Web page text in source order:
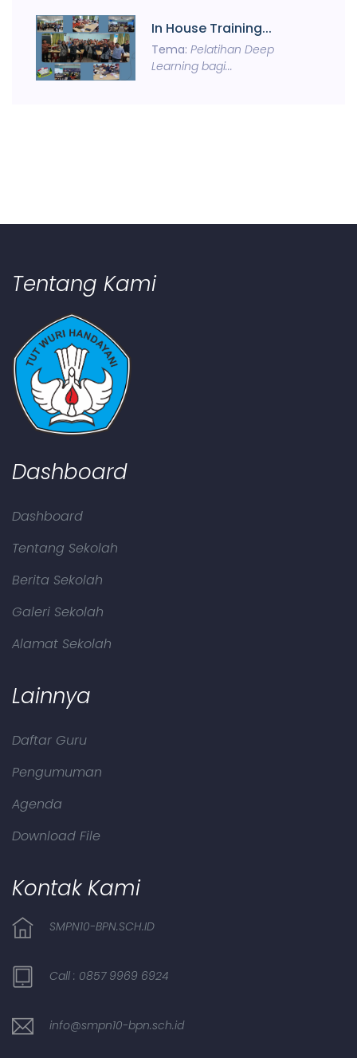
In House Training...
Tema:Pelatihan Deep
Learning bagi...
Tentang Kami
Dashboard
Dashboard
Tentang Sekolah
Berita Sekolah
Galeri Sekolah
Alamat Sekolah
Lainnya
Daftar Guru
Pengumuman
Agenda
Download File
Kontak Kami
SMPN10-BPN.SCH.ID
Call : 0857 9969 6924
info@smpn10-bpn.sch.id